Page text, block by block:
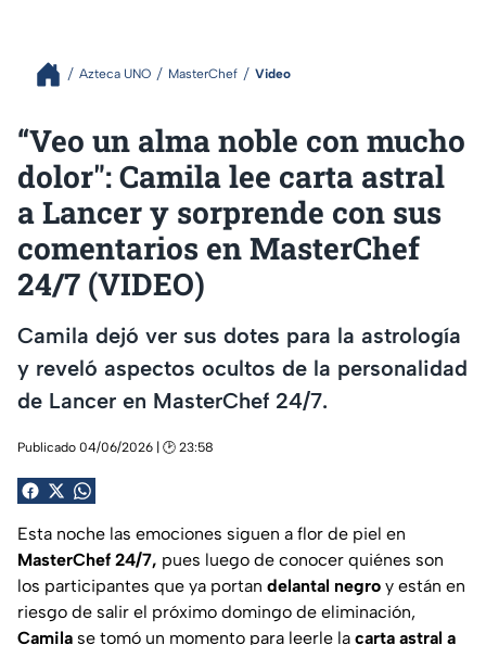
Azteca UNO MasterChef Video
“Veo un alma noble con mucho
dolor": Camila lee carta astral
a Lancer y sorprende con sus
comentarios en MasterChef
24/7 (VIDEO)
Camila dejó ver sus dotes para la astrología
y reveló aspectos ocultos de la personalidad
de Lancer en MasterChef 24/7.
Publicado 04/06/2026 | 🕑 23:58
Esta noche las emociones siguen a flor de piel en
MasterChef 24/7, pues luego de conocer quiénes son
los participantes que ya portan delantal negro y están en
riesgo de salir el próximo domingo de eliminación,
Camila se tomó un momento para leerle la carta astral a